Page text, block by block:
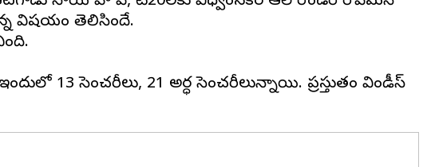
విషయం తెలిసిందే.
13 సెంచరీలు, 21 అర్ధ సెంచరీలున్నాయి. ప్రస్తుతం విండీస్